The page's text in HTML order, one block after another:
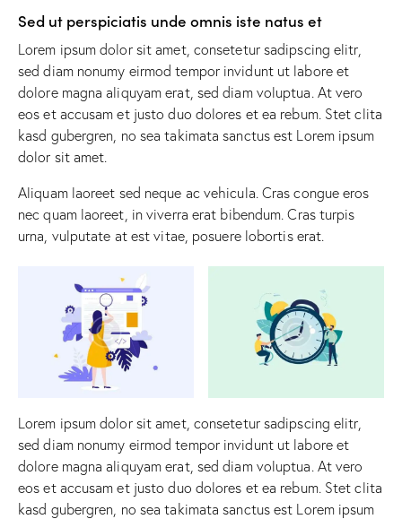
Sed ut perspiciatis unde omnis iste natus et
Lorem ipsum dolor sit amet, consetetur sadipscing elitr,
sed diam nonumy eirmod tempor invidunt ut labore et
dolore magna aliquyam erat, sed diam voluptua. At vero
eos et accusam et justo duo dolores et ea rebum. Stet clita
kasd gubergren, no sea takimata sanctus est Lorem ipsum
dolor sit amet.
Aliquam laoreet sed neque ac vehicula. Cras congue eros
nec quam laoreet, in viverra erat bibendum. Cras turpis
urna, vulputate at est vitae, posuere lobortis erat.
Lorem ipsum dolor sit amet, consetetur sadipscing elitr,
sed diam nonumy eirmod tempor invidunt ut labore et
dolore magna aliquyam erat, sed diam voluptua. At vero
eos et accusam et justo duo dolores et ea rebum. Stet clita
kasd gubergren, no sea takimata sanctus est Lorem ipsum